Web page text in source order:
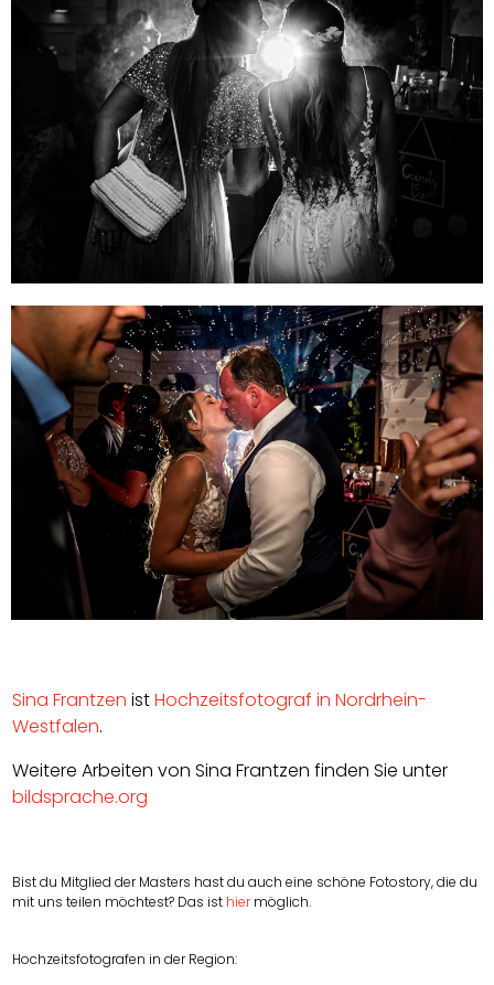
Sina Frantzen istHochzeitsfotograf in Nordrhein-
Westfalen.
Weitere Arbeiten von Sina Frantzen finden Sie unter
bildsprache.org
Bist du Mitglied der Masters hast du auch eine schöne Fotostory, die du
mit uns teilen möchtest? Das ist hiermöglich.
Hochzeitsfotografen in der Region: